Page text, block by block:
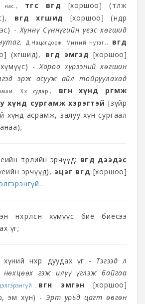
нас.,
өтгөс өвгөд [хоршоо] (өтөлж
өвгөд хөгшид
[хоршоо] (өндөр
-Хүннү Сүннүгийн үеэс хөгшид
Д.Нацагдорж. Миний нутаг.,
өвгөд
(хөгшид), өвгөд эмгэд [хоршоо]
- Хороо хүрээний хөгшин
эрж асууж айл тойруулахад
Хөх судар.,
өвгөн хүнд өргөмж
хүнд сургамж хэрэгтэй [зүйр
хүнд асрамж, залуу хүн сургаал
төрлийн эрчүүд: өвгөд дээдэс
эрчүүд), эцэг өвгөд [хоршоо]
нөхөрлөсөн хүмүүс бие биесээ
үг;
нөхрөө дуудах үг - Тэгээд л
гэж илүү үглэж байгаа
өвгөн эмгэн [хоршоо]
эм хүн) -Эрт урьд цагт өвгөн